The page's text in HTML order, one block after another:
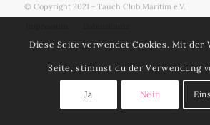
© Copyright 2021 - Tauch Club Maritim e.V.
Diese Seite verwendet Cookies. Mit der
Seite, stimmst du der Verwendung
Ja Nein